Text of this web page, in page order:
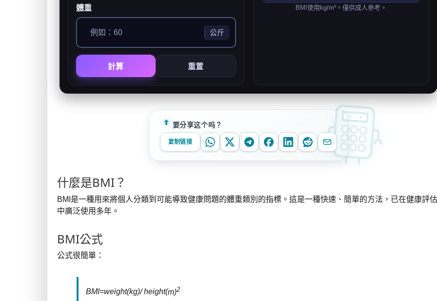
體重
公斤
計算 重置
BMI使用kg/m²。僅供成人參考。
要分享这个吗？
复制链接
什麼是BMI？
BMI是一種用來將個人分類到可能導致健康問題的體重類別的指標。這是一種快速、簡單的方法，已在健康評估
中廣泛使用多年。
BMI公式
公式很簡單：
BMI=weight(kg)/height(m)2